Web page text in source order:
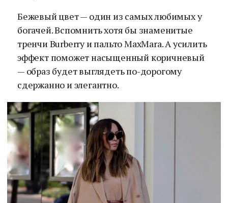
Бежевый цвет — один из самых любимых у
богачей. Вспомнить хотя бы знаменитые
тренчи Burberry и пальто MaxMara. А усилить
эффект поможет насыщенный коричневый
— образ будет выглядеть по-дорогому
сдержанно и элегантно.